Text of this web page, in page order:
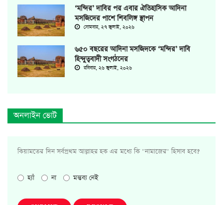
‘মন্দির’ দাবির পর এবার ঐতিহাসিক আদিনা
মসজিদের পাশে শিবলিঙ্গ স্থাপন
সোমবার, ২৭ জুলাই, ২০২৬
৬৫০ বছরের আদিনা মসজিদকে ‘মন্দির’ দাবি
হিন্দুত্ববাদী সংগঠনের
রবিবার, ২৬ জুলাই, ২০২৬
অনলাইন ভোট
কিয়ামতের দিন সর্বপ্রথম আল্লাহর হক এর মধ্যে কি "নামাজের" হিসাব হবে?
হ্যাঁ না মন্তব্য নেই